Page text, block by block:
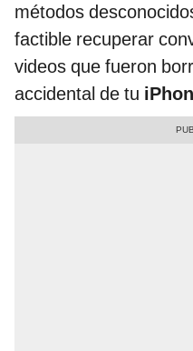
métodos
factible recuperar
videos que fueron
accidental de tu